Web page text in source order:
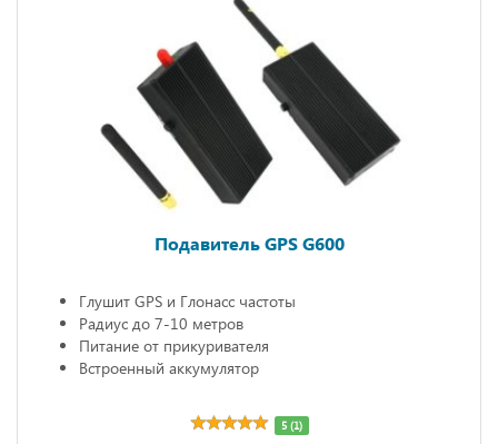
Подавитель GPS G600
Глушит GPS и Глонасс частоты
Радиус до 7-10 метров
Питание от прикуривателя
Встроенный аккумулятор
5 (1)